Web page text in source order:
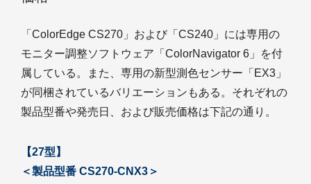
「ColorEdge CS270」および「CS240」には専用の
モニター調整ソフトウェア「ColorNavigator 6」を付
属している。また、専用の新型測色センサー「EX3」
が同梱されているバリエーションもある。それぞれの
製品型番や発売日、および販売価格は下記の通り。
【27型】
＜製品型番 CS270-CNX3＞